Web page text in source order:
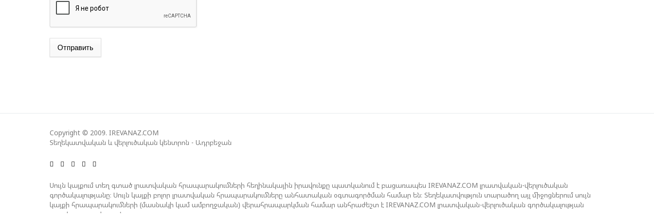
Отправить
Copyright © 2009. IREVANAZ.COM
Տեղեկատվական և վերլուծական կենտրոն - Ադրբեջան
Սույն կայքում տեղ գտած լրատվական հրապարակումների հեղինակային իրավունքը պատկանում է բացառապես IREVANAZ.COM լրատվական-վերլուծական
գործակալությանը։ Սույն կայքի բոլոր լրատվական հրապարակումները անհատական օգտագործման համար են։ Տեղեկատվություն տարածող այլ միջոցներում սույն
կայքի հրապարակումների (մասնակի կամ ամբողջական) վերահրապարկման համար անհրաժեշտ է IREVANAZ.COM լրատվական-վերլուծական գործակալության
գրավոր թույլտվությունը։